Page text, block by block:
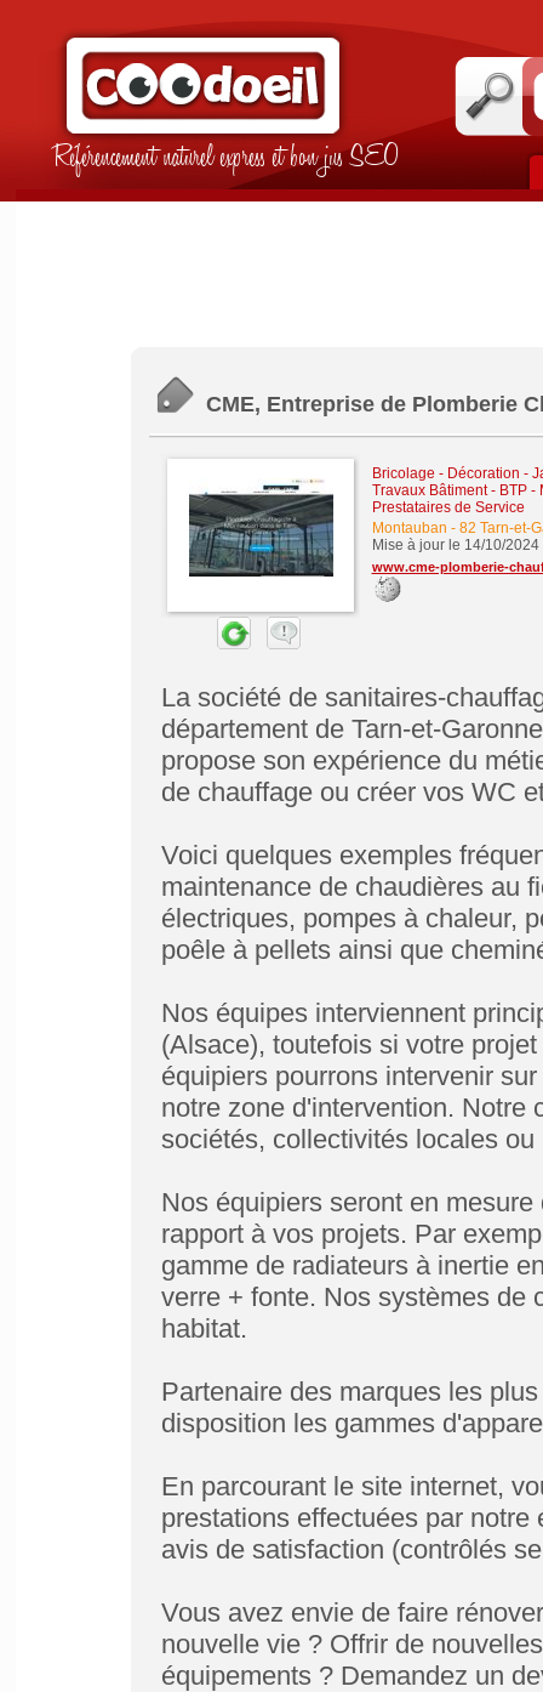
Référencement naturel express et bon jus SEO
CME, Entreprise de Plomberie
Bricolage - Décoration -
Travaux Bâtiment - BTP
Prestataires de Service
Montauban - 82 Tarn-et-
Mise à jour le 14/10/2024
www.cme-plomberie-
La société de sanitaires-
département de Tarn-et-
propose son expérience du
de chauffage ou créer vos WC
Voici quelques exemples
maintenance de chaudières au
électriques, pompes à chaleur,
poêle à pellets ainsi que
Nos équipes interviennent
(Alsace), toutefois si votre
équipiers pourrons intervenir
notre zone d'intervention. Notre
sociétés, collectivités locales ou
Nos équipiers seront en
rapport à vos projets. Par
gamme de radiateurs à inertie
verre + fonte. Nos systèmes de
habitat.
Partenaire des marques les
disposition les gammes
En parcourant le site internet,
prestations effectuées par
avis de satisfaction (contrôlés
Vous avez envie de faire
nouvelle vie ? Offrir de
équipements ? Demandez un